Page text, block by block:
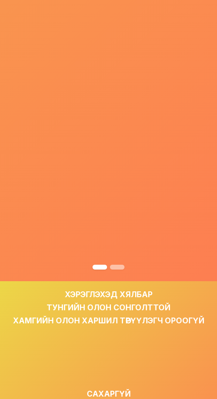
ХЭРЭГЛЭХЭД ХЯЛБАР
ТУНГИЙН ОЛОН СОНГОЛТТОЙ
ХАМГИЙН ОЛОН ХАРШИЛ ТӨРҮҮЛЭГЧ ОРООГҮЙ
САХАРГҮЙ